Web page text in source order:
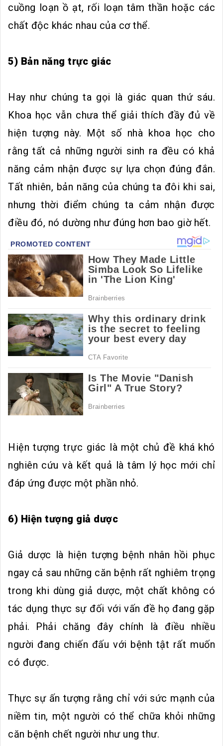
cuồng loạn ồ ạt, rối loạn tâm thần hoặc các
chất độc khác nhau của cơ thể.
5) Bản năng trực giác
Hay như chúng ta gọi là giác quan thứ sáu.
Khoa học vẫn chưa thể giải thích đầy đủ về
hiện tượng này. Một số nhà khoa học cho
rằng tất cả những người sinh ra đều có khả
năng cảm nhận được sự lựa chọn đúng đắn.
Tất nhiên, bản năng của chúng ta đôi khi sai,
nhưng thời điểm chúng ta cảm nhận được
điều đó, nó dường như đúng hơn bao giờ hết.
Hiện tượng trực giác là một chủ đề khá khó
nghiên cứu và kết quả là tâm lý học mới chỉ
đáp ứng được một phần nhỏ.
6) Hiện tượng giả dược
Giả dược là hiện tượng bệnh nhân hồi phục
ngay cả sau những căn bệnh rất nghiêm trọng
trong khi dùng giả dược, một chất không có
tác dụng thực sự đối với vấn đề họ đang gặp
phải. Phải chăng đây chính là điều nhiều
người đang chiến đấu với bệnh tật rất muốn
có được.
Thực sự ấn tượng rằng chỉ với sức mạnh của
niềm tin, một người có thể chữa khỏi những
căn bệnh chết người như ung thư.